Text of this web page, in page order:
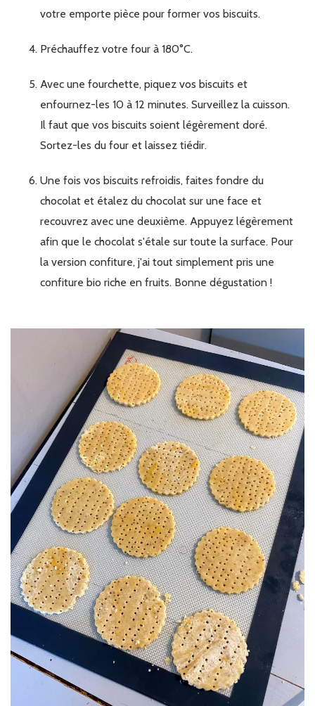
votre emporte pièce pour former vos biscuits.
Préchauffez votre four à 180°C.
Avec une fourchette, piquez vos biscuits et
enfournez-les 10 à 12 minutes. Surveillez la cuisson.
Il faut que vos biscuits soient légèrement doré.
Sortez-les du four et laissez tiédir.
Une fois vos biscuits refroidis, faites fondre du
chocolat et étalez du chocolat sur une face et
recouvrez avec une deuxième. Appuyez légèrement
afin que le chocolat s'étale sur toute la surface. Pour
la version confiture, j'ai tout simplement pris une
confiture bio riche en fruits. Bonne dégustation !